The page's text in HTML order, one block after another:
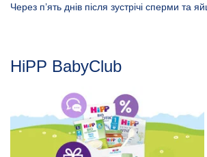
Через п’ять днів після зустрічі сперми та
HiPP BabyClub